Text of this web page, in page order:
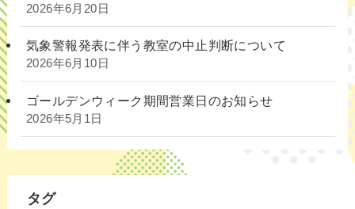
2026年6月20日
気象警報発表に伴う教室の中止判断について
2026年6月10日
ゴールデンウィーク期間営業日のお知らせ
2026年5月1日
タグ